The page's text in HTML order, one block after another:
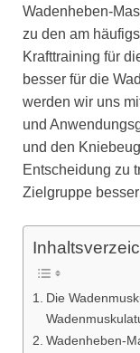
Wadenheben-
zu den am
Krafttraining für
besser für die
werden wir uns
und
und den
Entscheidung zu
Zielgruppe
Die
Wadenheben-